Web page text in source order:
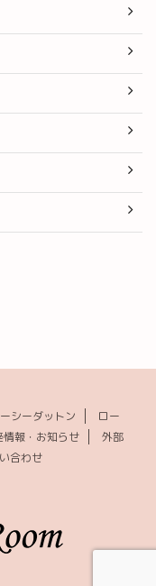
シーダットン
ロー
情報・お知らせ
外部
合わせ
・ロースイーツ・ヨガ